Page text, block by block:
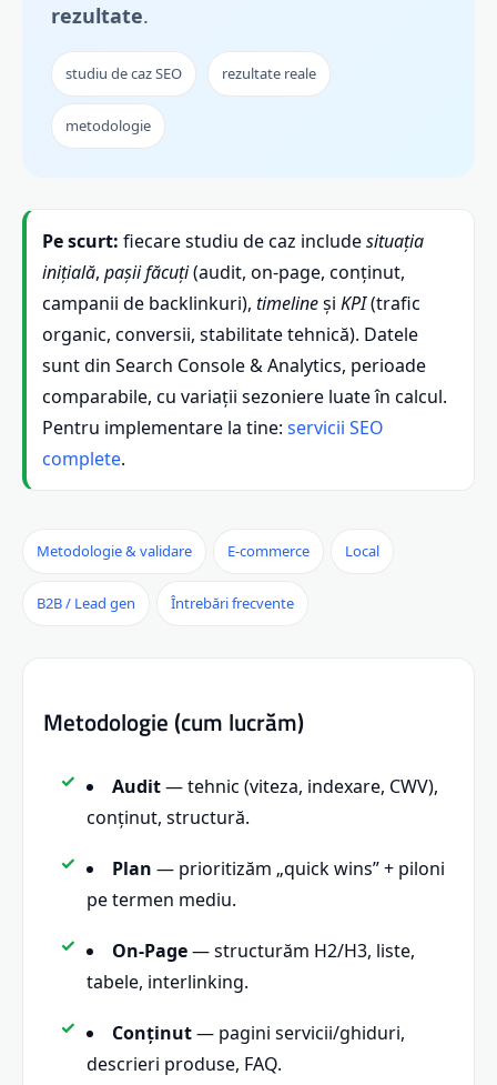
rezultate.
studiu de caz SEO rezultate reale
metodologie
Pe scurt: fiecare studiu de caz includesituația
inițială, pașii făcuți(audit, on-page, conținut,
campanii de backlinkuri), timelineși KPI(trafic
organic, conversii, stabilitate tehnică). Datele
sunt din Search Console & Analytics, perioade
comparabile, cu variații sezoniere luate în calcul.
Pentru implementare la tine: servicii SEO
complete.
Metodologie & validare E-commerce Local
B2B / Lead gen Întrebări frecvente
Metodologie (cum lucrăm)
Audit— tehnic (viteza, indexare, CWV),
conținut, structură.
Plan — prioritizăm „quick wins” + piloni
pe termen mediu.
On-Page— structurăm H2/H3, liste,
tabele, interlinking.
Conținut— pagini servicii/ghiduri,
descrieri produse, FAQ.